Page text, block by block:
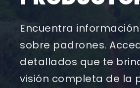
Encuentra
sobre padrones.
detallados que te
visión completa de la